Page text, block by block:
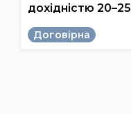
дохідністю
Договірна